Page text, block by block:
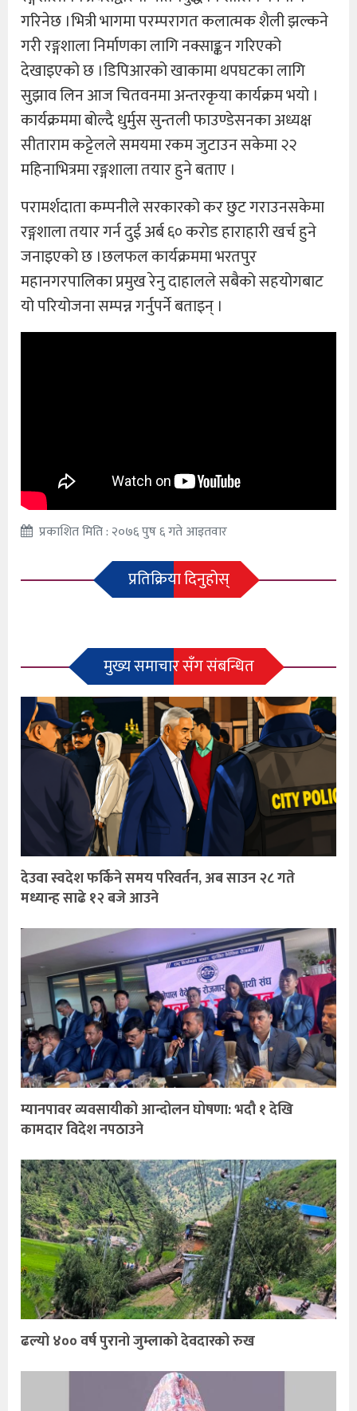
गरिनेछ ।भित्री भागमा परम्परागत कलात्मक शैली झल्कने
गरी रङ्गशाला निर्माणका लागि नक्साङ्कन गरिएको
देखाइएको छ ।डिपिआरको खाकामा थपघटका लागि
सुझाव लिन आज चितवनमा अन्तरकृया कार्यक्रम भयो ।
कार्यक्रममा बोल्दै धुर्मुस सुन्तली फाउण्डेसनका अध्यक्ष
सीताराम कट्टेलले समयमा रकम जुटाउन सकेमा २२
महिनाभित्रमा रङ्गशाला तयार हुने बताए ।
परामर्शदाता कम्पनीले सरकारको कर छुट गराउनसकेमा
रङ्गशाला तयार गर्न दुई अर्ब ६० करोड हाराहारी खर्च हुने
जनाइएको छ ।छलफल कार्यक्रममा भरतपुर
महानगरपालिका प्रमुख रेनु दाहालले सबैको सहयोगबाट
यो परियोजना सम्पन्न गर्नुपर्ने बताइन् ।
प्रकाशित मिति : २०७६ पुष ६ गते आइतवार
प्रतिक्रिया दिनुहोस्
मुख्य समाचार सँग संबन्धित
देउवा स्वदेश फर्किने समय परिवर्तन, अब साउन २८ गते
मध्यान्ह साढे १२ बजे आउने
म्यानपावर व्यवसायीको आन्दोलन घोषणा: भदौ १ देखि
कामदार विदेश नपठाउने
ढल्यो ४०० वर्ष पुरानो जुम्लाको देवदारको रुख